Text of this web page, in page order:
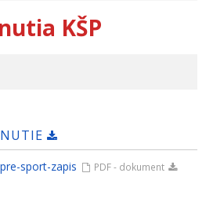
KŠP
sport-zapis
PDF - dokument